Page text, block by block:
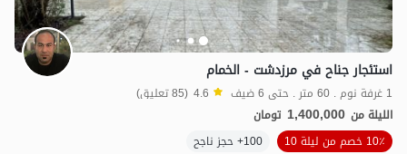
استئجار جناح في مرزدشت - الخمام
1 غرفة نوم . 60 متر . حتى 6 ضيف 4.6 (85 تعليق)
الليلة من 1,400,000 تومان
10٪ خصم من ليلة 10
100+ حجز ناجح